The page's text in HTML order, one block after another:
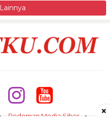
Pedoman Media Siber ×